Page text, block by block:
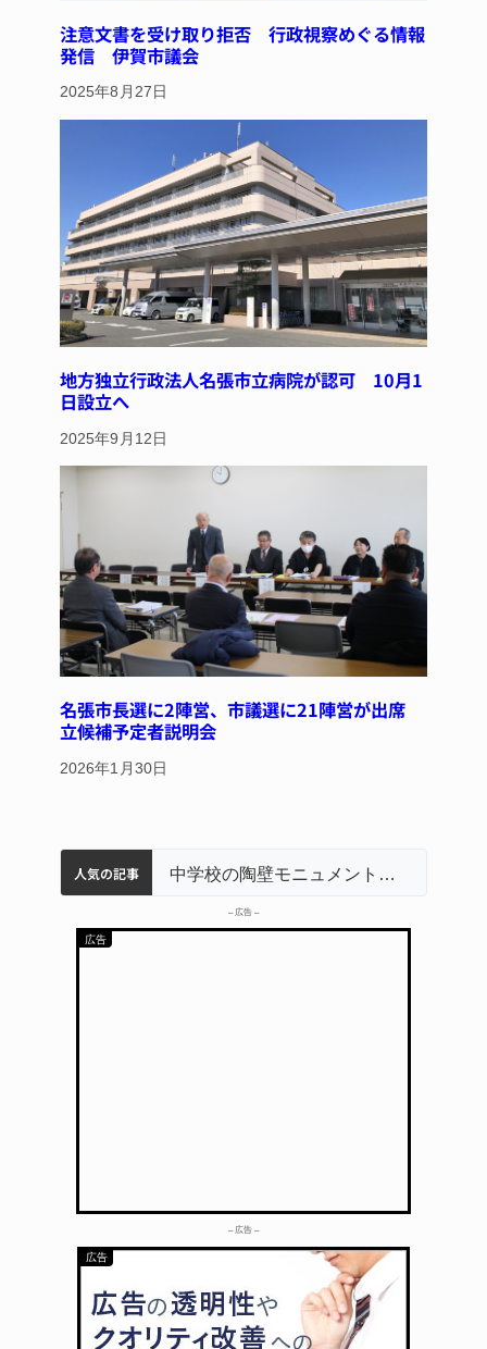
注意文書を受け取り拒否 行政視察めぐる情報
発信 伊賀市議会
2025年8月27日
地方独立行政法人名張市立病院が認可 10月1
日設立へ
2025年9月12日
名張市長選に2陣営、市議選に21陣営が出席
立候補予定者説明会
2026年1月30日
人気の記事
名張市水道料金47％値上げへ 答申案、審議会で大筋まとまる
器物損壊容疑で83歳女逮捕 伊賀署
– 広告 –
– 広告 –